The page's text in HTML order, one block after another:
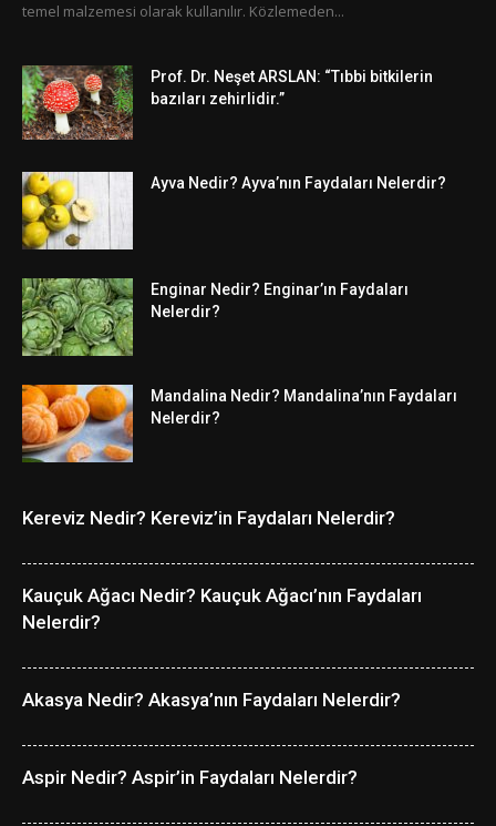
temel malzemesi olarak kullanılır. Közlemeden...
Prof. Dr. Neşet ARSLAN: “Tıbbi bitkilerin
bazıları zehirlidir.”
Ayva Nedir? Ayva’nın Faydaları Nelerdir?
Enginar Nedir? Enginar’ın Faydaları
Nelerdir?
Mandalina Nedir? Mandalina’nın Faydaları
Nelerdir?
Kereviz Nedir? Kereviz’in Faydaları Nelerdir?
Kauçuk Ağacı Nedir? Kauçuk Ağacı’nın Faydaları
Nelerdir?
Akasya Nedir? Akasya’nın Faydaları Nelerdir?
Aspir Nedir? Aspir’in Faydaları Nelerdir?